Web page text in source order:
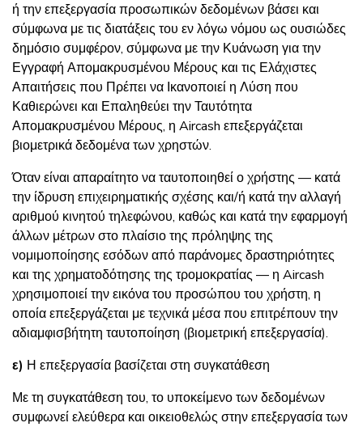
ή την επεξεργασία προσωπικών δεδομένων βάσει και
σύμφωνα με τις διατάξεις του εν λόγω νόμου ως ουσιώδες
δημόσιο συμφέρον, σύμφωνα με την Κυάνωση για την
Εγγραφή Απομακρυσμένου Μέρους και τις Ελάχιστες
Απαιτήσεις που Πρέπει να Ικανοποιεί η Λύση που
Καθιερώνει και Επαληθεύει την Ταυτότητα
Απομακρυσμένου Μέρους, η Aircash επεξεργάζεται
βιομετρικά δεδομένα των χρηστών.
Όταν είναι απαραίτητο να ταυτοποιηθεί ο χρήστης — κατά
την ίδρυση επιχειρηματικής σχέσης και/ή κατά την αλλαγή
αριθμού κινητού τηλεφώνου, καθώς και κατά την εφαρμογή
άλλων μέτρων στο πλαίσιο της πρόληψης της
νομιμοποίησης εσόδων από παράνομες δραστηριότητες
και της χρηματοδότησης της τρομοκρατίας — η Aircash
χρησιμοποιεί την εικόνα του προσώπου του χρήστη, η
οποία επεξεργάζεται με τεχνικά μέσα που επιτρέπουν την
αδιαμφισβήτητη ταυτοποίηση (βιομετρική επεξεργασία).
ε) Η επεξεργασία βασίζεται στη συγκατάθεση
Με τη συγκατάθεση του, το υποκείμενο των δεδομένων
συμφωνεί ελεύθερα και οικειοθελώς στην επεξεργασία των